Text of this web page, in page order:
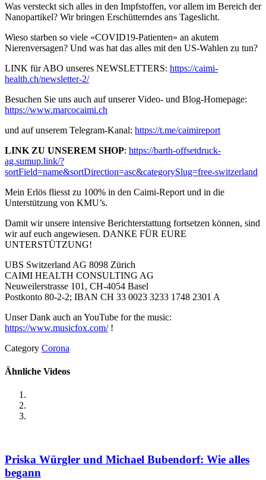
Was versteckt sich alles in den Impfstoffen, vor allem im Bereich der
Nanopartikel? Wir bringen Erschütterndes ans Tageslicht.
Wieso starben so viele «COVID19-Patienten» an akutem
Nierenversagen? Und was hat das alles mit den US-Wahlen zu tun?
LINK für ABO unseres NEWSLETTERS: https://caimi-
health.ch/newsletter-2/​
Besuchen Sie uns auch auf unserer Video- und Blog-Homepage:
https://www.marcocaimi.ch​
und auf unserem Telegram-Kanal: https://t.me/caimireport​
LINK ZU UNSEREM SHOP: https://barth-offsetdruck-
ag.sumup.link/?
sortField=name&sortDirection=asc&categorySlug=free-switzerland
Mein Erlös fliesst zu 100% in den Caimi-Report und in die
Unterstützung von KMU’s.
Damit wir unsere intensive Berichterstattung fortsetzen können, sind
wir auf euch angewiesen. DANKE FÜR EURE
UNTERSTÜTZUNG!
UBS Switzerland AG 8098 Zürich
CAIMI HEALTH CONSULTING AG
Neuweilerstrasse 101, CH-4054 Basel
Postkonto 80-2-2; IBAN CH 33 0023 3233 1748 2301 A
Unser Dank auch an YouTube for the music:
https://www.musicfox.com/​!
Category Corona
Ähnliche Videos
Priska Würgler und Michael Bubendorf: Wie alles
begann